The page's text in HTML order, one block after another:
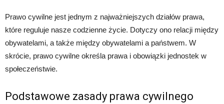
Prawo cywilne jest jednym z najważniejszych działów prawa,
które reguluje nasze codzienne życie. Dotyczy ono relacji między
obywatelami, a także między obywatelami a państwem. W
skrócie, prawo cywilne określa prawa i obowiązki jednostek w
społeczeństwie.
Podstawowe zasady prawa cywilnego